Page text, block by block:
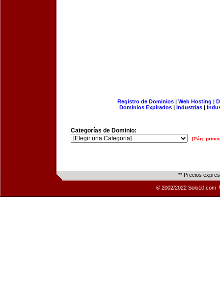
Registro de Dominios| Web Hosting |
Dominios Expirados | Industrias |
Categorías de Dominio:
[Pág.
** Precios
© 2002/2022 Solo10.com